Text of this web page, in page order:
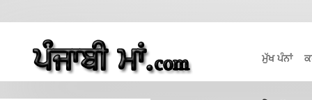
ਮੁੱਖ ਪੰਨਾਂ